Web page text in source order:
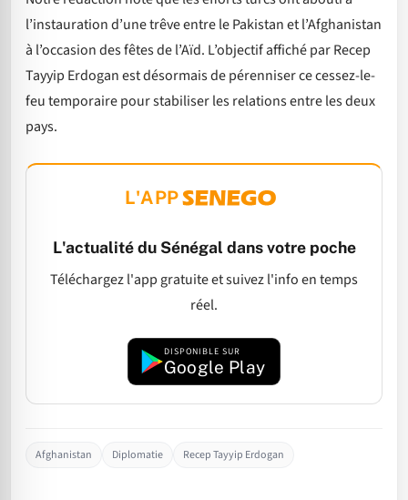
l’instauration d’une trêve entre le Pakistan et l’Afghanistan
à l’occasion des fêtes de l’Aïd. L’objectif affiché par Recep
Tayyip Erdogan est désormais de pérenniser ce cessez-le-
feu temporaire pour stabiliser les relations entre les deux
pays.
L'APP
L'actualité du Sénégal dans votre poche
Téléchargez l'app gratuite et suivez l'info en temps
réel.
DISPONIBLE SUR
Google Play
Afghanistan Diplomatie Recep Tayyip Erdogan